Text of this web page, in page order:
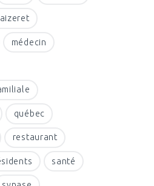
médecin
québec
restaurant
santé